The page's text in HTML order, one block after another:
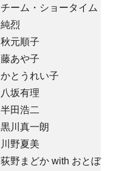
チーム・ショータイム
純烈
秋元順子
藤あや子
かとうれい子
八坂有理
半田浩二
黒川真一朗
川野夏美
荻野まどか with おとぼ